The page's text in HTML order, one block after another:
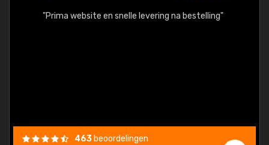
"Prima website en snelle levering na bestelling"
463 beoordelingen